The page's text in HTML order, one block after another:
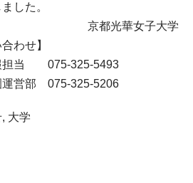
した。
京都光華女子大学
わせ】
担当 075-325-5493
運営部 075-325-5206
, 大学